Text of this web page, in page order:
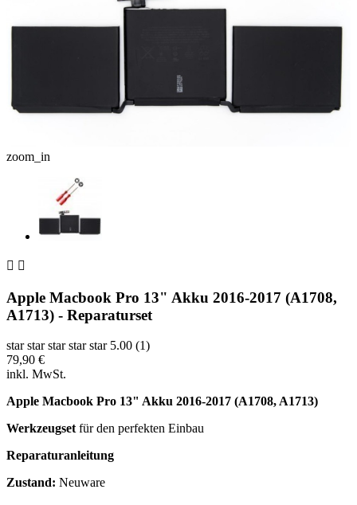
zoom_in
 
Apple Macbook Pro 13" Akku 2016-2017 (A1708,
A1713) - Reparaturset
star star star star star 5.00 (1)
79,90 €
inkl. MwSt.
Apple Macbook Pro 13" Akku 2016-2017 (A1708, A1713)
Werkzeugsetfür den perfekten Einbau
Reparaturanleitung
Zustand: Neuware